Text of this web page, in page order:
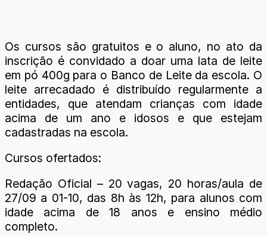
Os cursos são gratuitos e o aluno, no ato da
inscrição é convidado a doar uma lata de leite
em pó 400g para o Banco de Leite da escola. O
leite arrecadado é distribuído regularmente a
entidades, que atendam crianças com idade
acima de um ano e idosos e que estejam
cadastradas na escola.
Cursos ofertados:
Redação Oficial – 20 vagas, 20 horas/aula de
27/09 a 01-10, das 8h às 12h, para alunos com
idade acima de 18 anos e ensino médio
completo.